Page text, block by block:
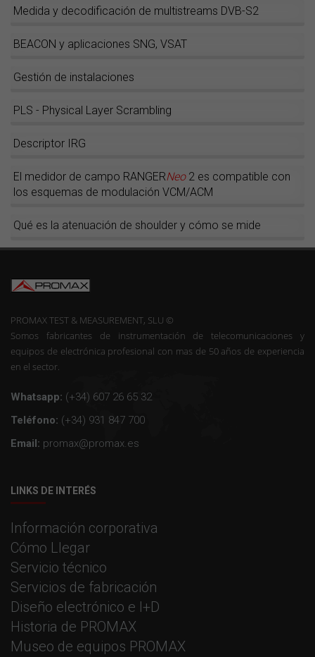
Medida y decodificación de multistreams DVB-S2
BEACON y aplicaciones SNG, VSAT
Gestión de instalaciones
PLS - Physical Layer Scrambling
Descriptor IRG
El medidor de campo RANGERNeo2 es compatible con
los esquemas de modulación VCM/ACM
Qué es la atenuación de shoulder y cómo se mide
PROMAX TEST & MEASUREMENT, SLU ©
Somos fabricantes de instrumentación de telecomunicaciones y
equipos de electrónica profesional con mas de 50 años de experiencia
en el sector.
Whatsapp: (+34) 607 26 65 32
Teléfono: (+34) 931 847 700
Email: promax@promax.es
LINKS DE INTERÉS
Información corporativa
Cómo Llegar
Servicio técnico
Servicios de fabricación
Diseño electrónico e I+D
Historia de PROMAX
Museo de equipos PROMAX